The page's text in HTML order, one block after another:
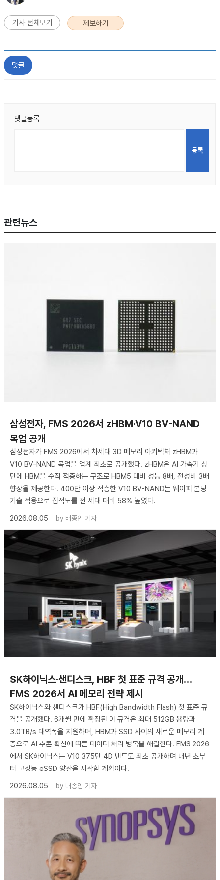
기사 전체보기 제보하기
댓글
댓글등록
관련뉴스
삼성전자, FMS 2026서 zHBM·V10 BV-NAND
목업 공개
삼성전자가 FMS 2026에서 차세대 3D 메모리 아키텍처 zHBM과
V10 BV-NAND 목업을 업계 최초로 공개했다. zHBM은 AI 가속기 상
단에 HBM을 수직 적층하는 구조로 HBM5 대비 성능 8배, 전성비 3배
향상을 제공한다. 400단 이상 적층한 V10 BV-NAND는 웨이퍼 본딩
기술 적용으로 집적도를 전 세대 대비 58% 높였다.
2026.08.05
by 배종인 기자
SK하이닉스·샌디스크, HBF 첫 표준 규격 공개…
FMS 2026서 AI 메모리 전략 제시
SK하이닉스와 샌디스크가 HBF(High Bandwidth Flash) 첫 표준 규
격을 공개했다. 6개월 만에 확정된 이 규격은 최대 512GB 용량과
3.0TB/s 대역폭을 지원하며, HBM과 SSD 사이의 새로운 메모리 계
층으로 AI 추론 확산에 따른 데이터 처리 병목을 해결한다. FMS 2026
에서 SK하이닉스는 V10 375단 4D 낸드도 최초 공개하며 내년 초부
터 고성능 eSSD 양산을 시작할 계획이다.
2026.08.05
by 배종인 기자